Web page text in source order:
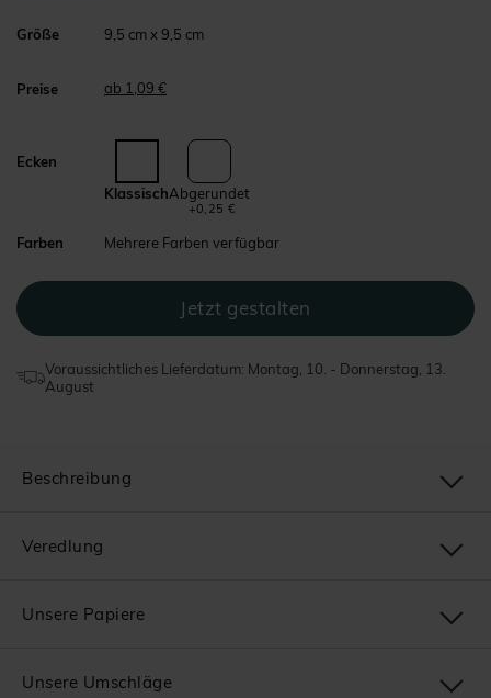
Größe 9,5 cm x 9,5 cm
Preise ab 1,09 €
Ecken
KlassischAbgerundet
+0,25 €
Farben Mehrere Farben verfügbar
Voraussichtliches Lieferdatum: Montag, 10. - Donnerstag, 13.
August
Beschreibung
Veredlung
Unsere Papiere
Unsere Umschläge